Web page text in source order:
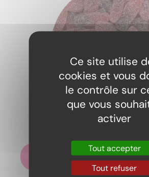
Cherry cola fizz
Ajouter au panier
Ce site utilise
cookies et vous
le contrôle sur
que vous
activer
Tout accepter
Tout refuser